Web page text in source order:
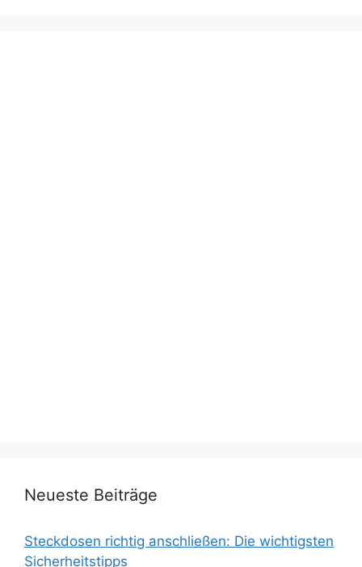
Neueste Beiträge
Steckdosen richtig anschließen: Die wichtigsten
Sicherheitstipps